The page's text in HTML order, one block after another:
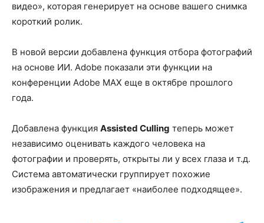
видео», которая генерирует на основе вашего снимка
короткий ролик.
В новой версии добавлена функция отбора фотографий
на основе ИИ. Adobe показали эти функции на
конференции Adobe MAX еще в октябре прошлого
года.
Добавлена функция Assisted Culling теперь может
независимо оценивать каждого человека на
фотографии и проверять, открыты ли у всех глаза и т.д.
Система автоматически группирует похожие
изображения и предлагает «наиболее подходящее».